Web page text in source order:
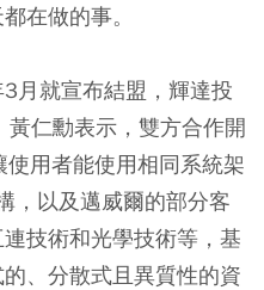
在做的事。
月就宣布結盟，輝達投
仁勳表示，雙方合作開
使用者能使用相同系統架
，以及邁威爾的部分客
技術和光學技術等，基
、分散式且異質性的資